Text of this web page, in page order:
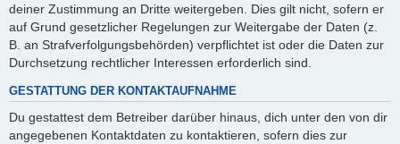
deiner Zustimmung an Dritte weitergeben. Dies gilt nicht, sofern er
auf Grund gesetzlicher Regelungen zur Weitergabe der Daten (z.
B. an Strafverfolgungsbehörden) verpflichtet ist oder die Daten zur
Durchsetzung rechtlicher Interessen erforderlich sind.
GESTATTUNG DER KONTAKTAUFNAHME
Du gestattest dem Betreiber darüber hinaus, dich unter den von dir
angegebenen Kontaktdaten zu kontaktieren, sofern dies zur